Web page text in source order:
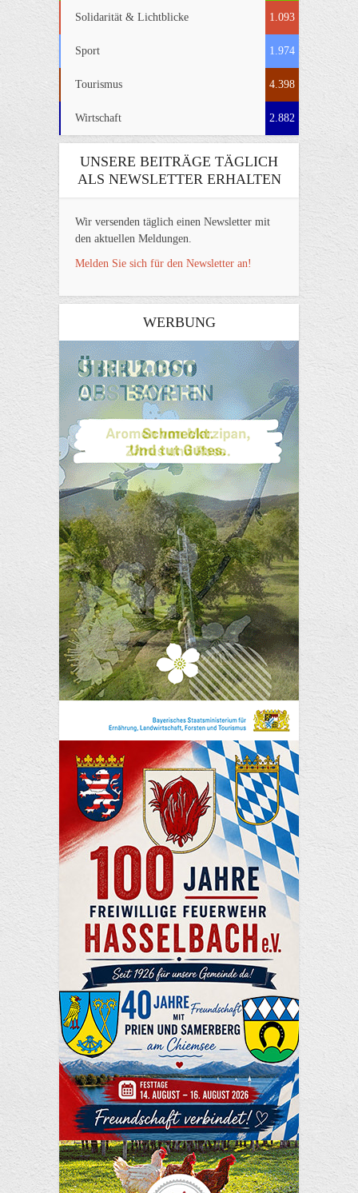
Solidarität & Lichtblicke 1.093
Sport 1.974
Tourismus 4.398
Wirtschaft 2.882
UNSERE BEITRÄGE TÄGLICH
ALS NEWSLETTER ERHALTEN
Wir versenden täglich einen Newsletter mit
den aktuellen Meldungen.
Melden Sie sich für den Newsletter an!
WERBUNG